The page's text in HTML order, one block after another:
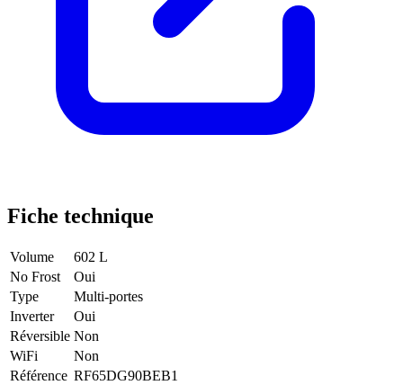
Fiche technique
Volume
602 L
No Frost
Oui
Type
Multi-portes
Inverter
Oui
Réversible Non
WiFi
Non
Référence RF65DG90BEB1